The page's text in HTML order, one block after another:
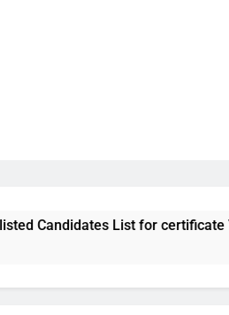
List for certificate Verification